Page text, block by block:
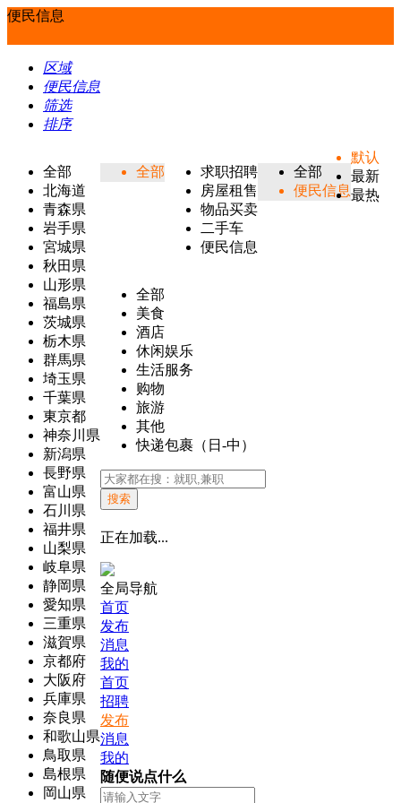
便民信息
区域
便民信息
筛选
排序
全部
北海道
青森県
岩手県
宮城県
秋田県
山形県
福島県
茨城県
栃木県
群馬県
埼玉県
千葉県
東京都
神奈川県
新潟県
長野県
富山県
石川県
福井県
山梨県
岐阜県
静岡県
愛知県
三重県
滋賀県
京都府
大阪府
兵庫県
奈良県
和歌山県
鳥取県
島根県
岡山県
全部
求职招聘
房屋租售
物品买卖
二手车
便民信息
全部
便民信息
全部
美食
酒店
休闲娱乐
生活服务
购物
旅游
其他
快递包裹（日-中）
默认
最新
最热
搜索
正在加载...
全局导航
首页
发布
消息
我的
首页
招聘
发布
消息
我的
随便说点什么